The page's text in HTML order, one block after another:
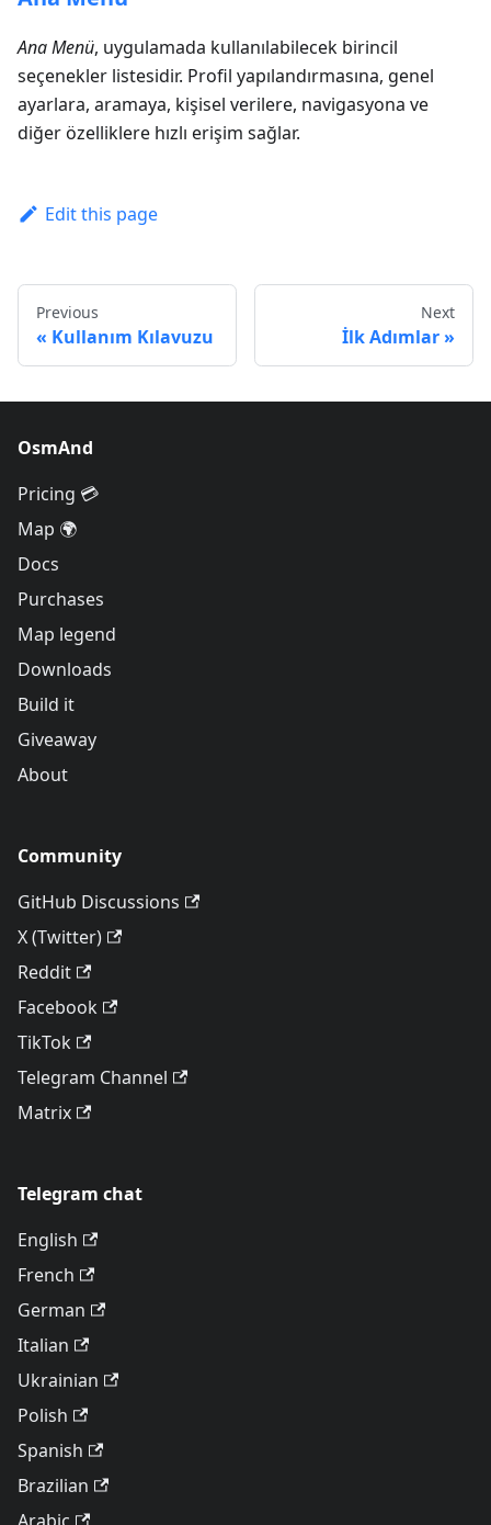
Ana Menü, uygulamada kullanılabilecek birincil
seçenekler listesidir. Profil yapılandırmasına, genel
ayarlara, aramaya, kişisel verilere, navigasyona ve
diğer özelliklere hızlı erişim sağlar.
Edit this page
Previous
Kullanım Kılavuzu
Next
İlk Adımlar
OsmAnd
Pricing 💳
Map 🌍
Docs
Purchases
Map legend
Downloads
Build it
Giveaway
About
Community
GitHub Discussions
X (Twitter)
Reddit
Facebook
TikTok
Telegram Channel
Matrix
Telegram chat
English
French
German
Italian
Ukrainian
Polish
Spanish
Brazilian